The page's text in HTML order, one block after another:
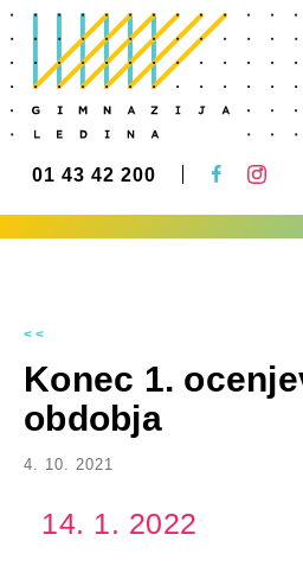
01 43 42 200
<<
Konec 1.
obdobja
4. 10. 2021
14. 1. 2022